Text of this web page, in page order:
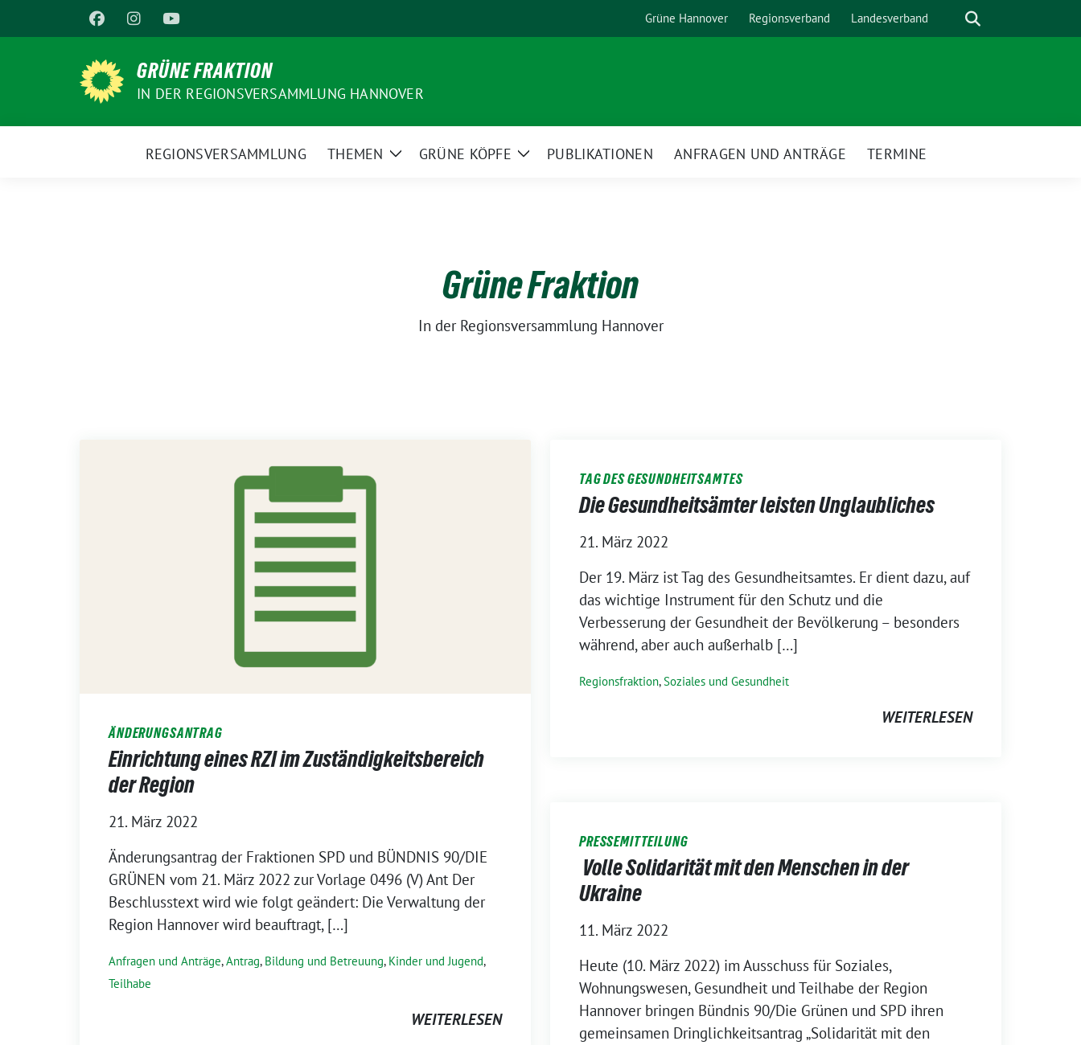
zum
Grüne Hannover Regionsverband Landesverband Suche
GRÜNE FRAKTION
IN DER REGIONSVERSAMMLUNG HANNOVER
REGIONSVERSAMMLUNG THEMEN
ZeigeGRÜNE KÖPFE
ZeigePUBLIKATIONEN ANFRAGEN UND ANTRÄGE TERMINE
Grüne Fraktion
In der Regionsversammlung Hannover
ÄNDERUNGSANTRAG
Einrichtung eines RZI im Zuständigkeitsbereich
der Region
21. März 2022
Änderungsantrag der Fraktionen SPD und BÜNDNIS 90/DIE
GRÜNEN vom 21. März 2022 zur Vorlage 0496 (V) Ant Der
Beschlusstext wird wie folgt geändert: Die Verwaltung der
Region Hannover wird beauftragt, […]
Anfragen und Anträge,Antrag, Bildung und Betreuung, Kinder und Jugend,
Teilhabe
WEITERLESEN
TAG DES GESUNDHEITSAMTES
Die Gesundheitsämter leisten Unglaubliches
21. März 2022
Der 19. März ist Tag des Gesundheitsamtes. Er dient dazu, auf
das wichtige Instrument für den Schutz und die
Verbesserung der Gesundheit der Bevölkerung – besonders
während, aber auch außerhalb […]
Regionsfraktion,Soziales und Gesundheit
WEITERLESEN
PRESSEMITTEILUNG
Volle Solidarität mit den Menschen in der
Ukraine
11. März 2022
Heute (10. März 2022) im Ausschuss für Soziales,
Wohnungswesen, Gesundheit und Teilhabe der Region
Hannover bringen Bündnis 90/Die Grünen und SPD ihren
gemeinsamen Dringlichkeitsantrag „Solidarität mit den